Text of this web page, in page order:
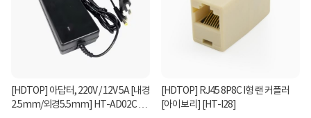
[HDTOP] 아답터, 220V / 12V 5A [내경
2.5mm/외경5.5mm] HT-AD02C 전
[HDTOP] RJ45 8P8C I형 랜 커플러
[아이보리] [HT-I28]